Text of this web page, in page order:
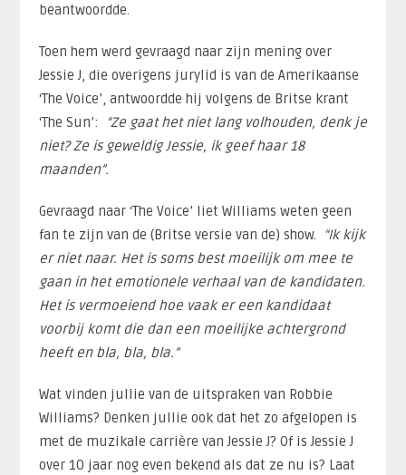
beantwoordde.
Toen hem werd gevraagd naar zijn mening over
Jessie J, die overigens jurylid is van de Amerikaanse
‘The Voice’, antwoordde hij volgens de Britse krant
‘The Sun’:
“Ze gaat het niet lang volhouden, denk je
niet? Ze is geweldig Jessie, ik geef haar 18
maanden”.
Gevraagd naar ‘The Voice’ liet Williams weten geen
fan te zijn van de (Britse versie van de) show.
“Ik kijk
er niet naar. Het is soms best moeilijk om mee te
gaan in het emotionele verhaal van de kandidaten.
Het is vermoeiend hoe vaak er een kandidaat
voorbij komt die dan een moeilijke achtergrond
heeft en bla, bla, bla.”
Wat vinden jullie van de uitspraken van Robbie
Williams? Denken jullie ook dat het zo afgelopen is
met de muzikale carrière van Jessie J? Of is Jessie J
over 10 jaar nog even bekend als dat ze nu is? Laat